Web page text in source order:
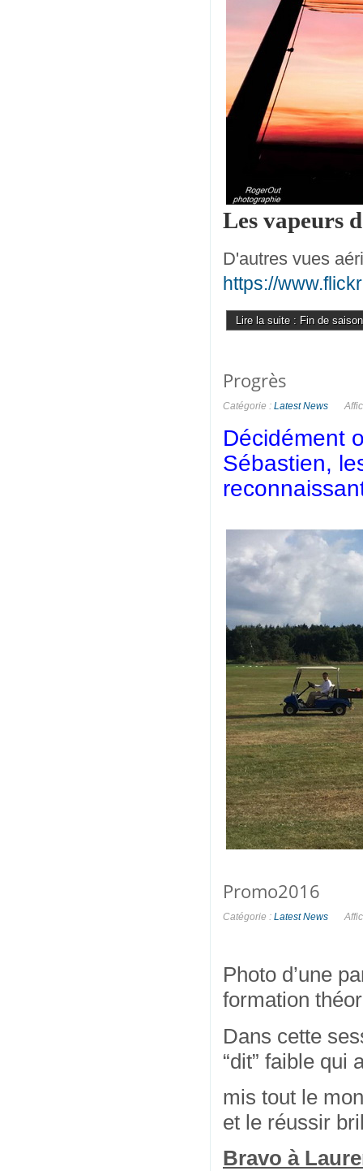
Les vapeurs
D'autres vues
https://
Lire la suite : Fin de
Progrès
Catégorie : Latest News
Décidément
Sébastien,
Promo2016
Catégorie : Latest News
Photo d’une
formation
Dans cette
“dit” faible qui
mis tout le
et le réussir
Bravo à